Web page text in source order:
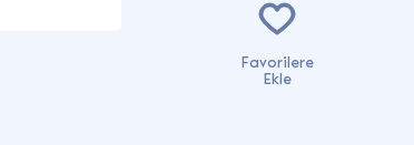
Favorilere
Ekle